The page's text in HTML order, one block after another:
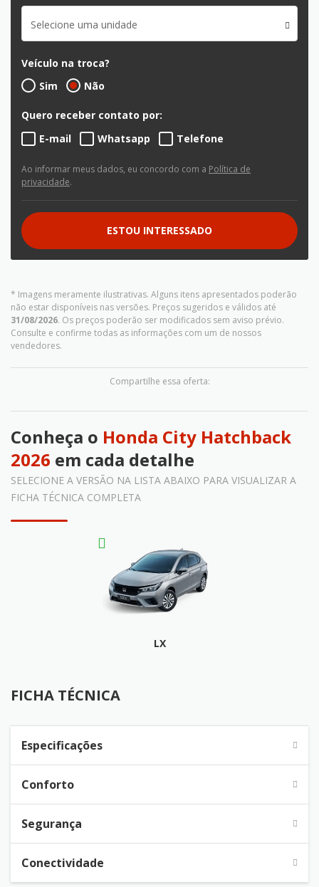
* Imagens meramente ilustrativas. Alguns itens apresentados poderão
não estar disponíveis nas versões. Preços sugeridos e válidos até
31/08/2026. Os preços poderão ser modificados sem aviso prévio.
Consulte e confirme todas as informações com um de nossos
vendedores.
Compartilhe essa oferta:
Selecione uma unidade
Veículo na troca?
Sim
Não
Quero receber contato por:
E-mail
Whatsapp Telefone
Ao informar meus dados, eu concordo com a Política de
privacidade.
ESTOU INTERESSADO
Conheça o Honda City Hatchback
2026 em cada detalhe
SELECIONE A VERSÃO NA LISTA ABAIXO PARA VISUALIZAR A
FICHA TÉCNICA COMPLETA
LX
FICHA TÉCNICA
Especificações
Conforto
Segurança
Conectividade